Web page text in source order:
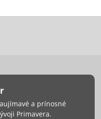
a prínosné
Primavera.